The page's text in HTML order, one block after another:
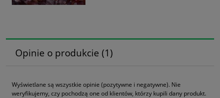
Opinie o produkcie (1)
Wyświetlane są wszystkie opinie (pozytywne i negatywne). Nie
weryfikujemy, czy pochodzą one od klientów, którzy kupili dany produkt.